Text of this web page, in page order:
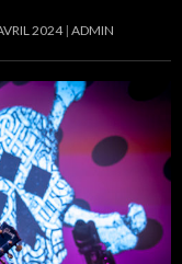
2024 ADMIN